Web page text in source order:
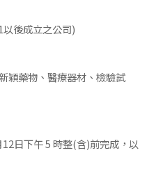
後成立之公司)
穎藥物、醫療器材、檢驗試
日下午 5 時整(含)前完成，以